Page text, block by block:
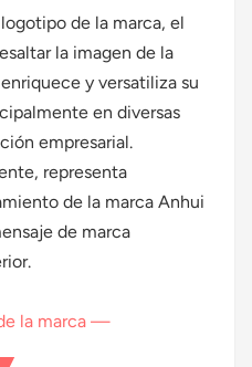
de la marca, el
la imagen de la
y versatiliza su
en diversas
empresarial.
representa
de la marca Anhui
de marca
la marca —